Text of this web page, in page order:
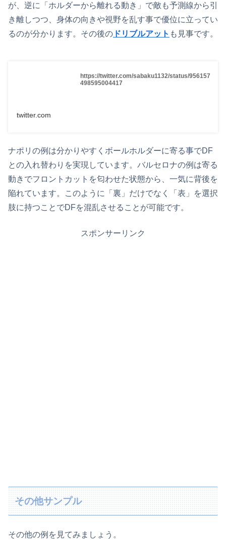
が、逆に「ホルダーから離れる動き」で敵も予測線から引
き離しつつ、身体の向きや視野を乱す事で優位に立ってい
るのが分かります。その後の ドリブルアット も見事です。
https://twitter.com/sabaku1132/status/956157
498595004417
twitter.com
ナポリの例は分かりやすくボールホルダーに寄る事でDF
との入れ替わりを実現しています。バルセロナの例は寄る
動きでフロントカットを匂わせた状態から、一気に背後を
陥れています。このように「裏」だけでなく「表」を選択
肢に持つことでDFを混乱させることが可能です。
スポンサーリンク
その他サンプル
その他の例を見てみましょう。